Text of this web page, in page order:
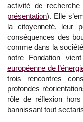
activité de
présentation). Elle
la citoyenneté, leur
conséquences des
comme dans la
notre Fondation
européenne de
trois rencontres
profondes
rôle de réflexion
bannissant tout